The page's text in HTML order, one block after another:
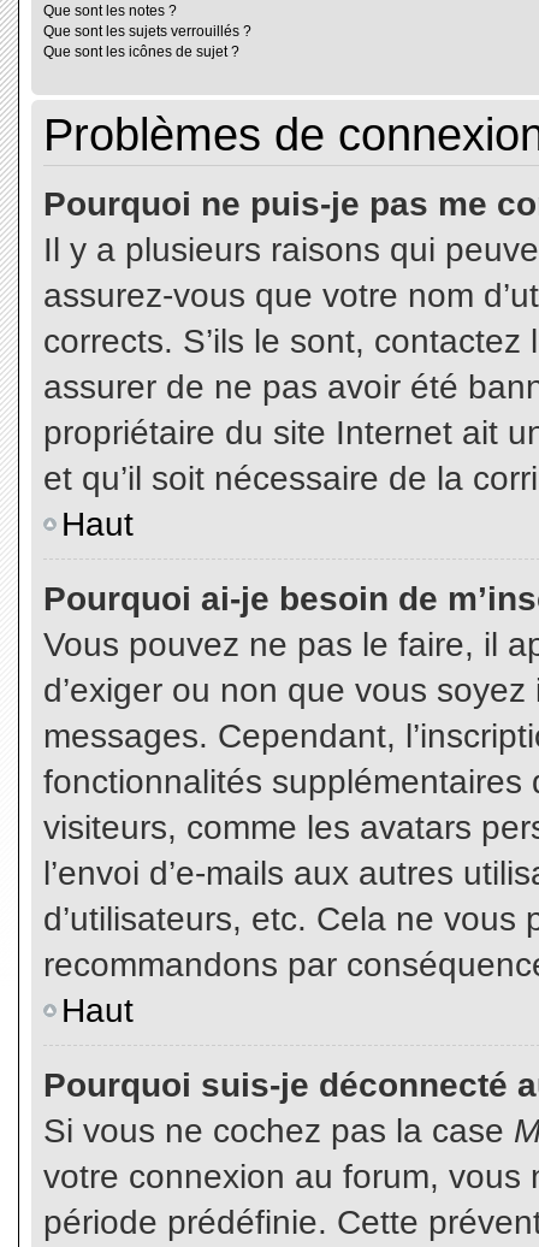
Que sont les notes ?
Que sont les sujets verrouillés ?
Que sont les icônes de sujet ?
Problèmes de
Pourquoi ne puis-je pas me
Il y a plusieurs raisons qui
assurez-vous que votre nom
corrects. S’ils le sont,
assurer de ne pas avoir été
propriétaire du site Internet ait
et qu’il soit nécessaire de la
Haut
Pourquoi ai-je besoin de
Vous pouvez ne pas le faire, il
d’exiger ou non que vous
messages. Cependant,
fonctionnalités
visiteurs, comme les avatars
l’envoi d’e-mails aux autres
d’utilisateurs, etc. Cela ne vous
recommandons par
Haut
Pourquoi suis-je déconnecté
Si vous ne cochez pas la case
votre connexion au forum,
période prédéfinie. Cette